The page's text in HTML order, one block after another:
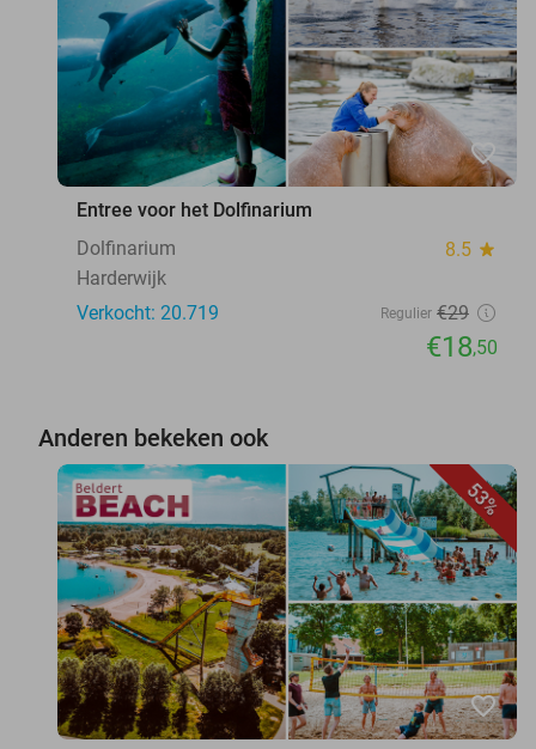
favorite_border
Entree voor het Dolfinarium
Dolfinarium
8.5 star
Harderwijk
Verkocht: 20.719
Regulier €29
€18,50
Anderen bekeken ook
53%
favorite_border